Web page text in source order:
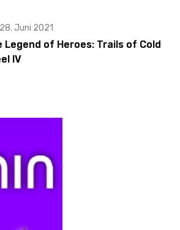
28. Juni 2021
Legend of Heroes: Trails of Cold
IV